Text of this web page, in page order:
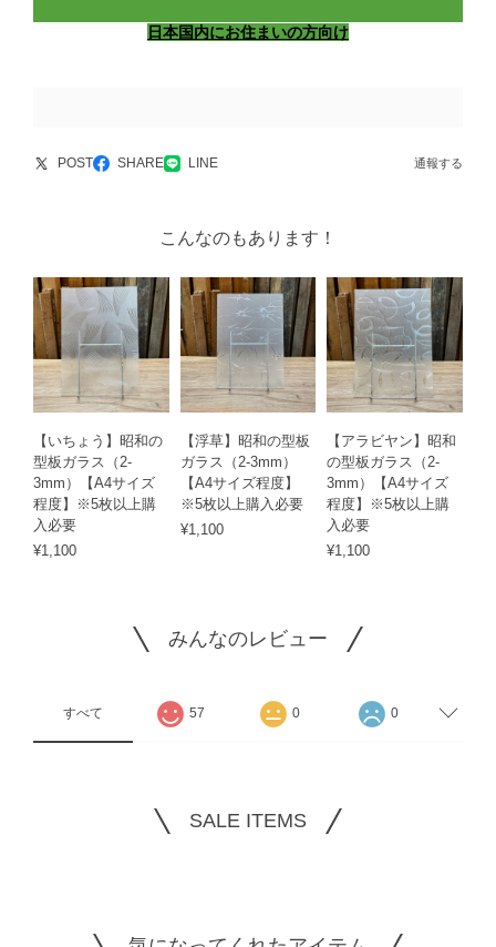
日本国内にお住まいの方向け
POST SHARE LINE 通報する
こんなのもあります！
【いちょう】昭和の
型板ガラス（2-
3mm）【A4サイズ
程度】※5枚以上購
入必要
¥1,100
【浮草】昭和の型板
ガラス（2-3mm）
【A4サイズ程度】
※5枚以上購入必要
¥1,100
【アラビヤン】昭和
の型板ガラス（2-
3mm）【A4サイズ
程度】※5枚以上購
入必要
¥1,100
みんなのレビュー
すべて 57 0 0
SALE ITEMS